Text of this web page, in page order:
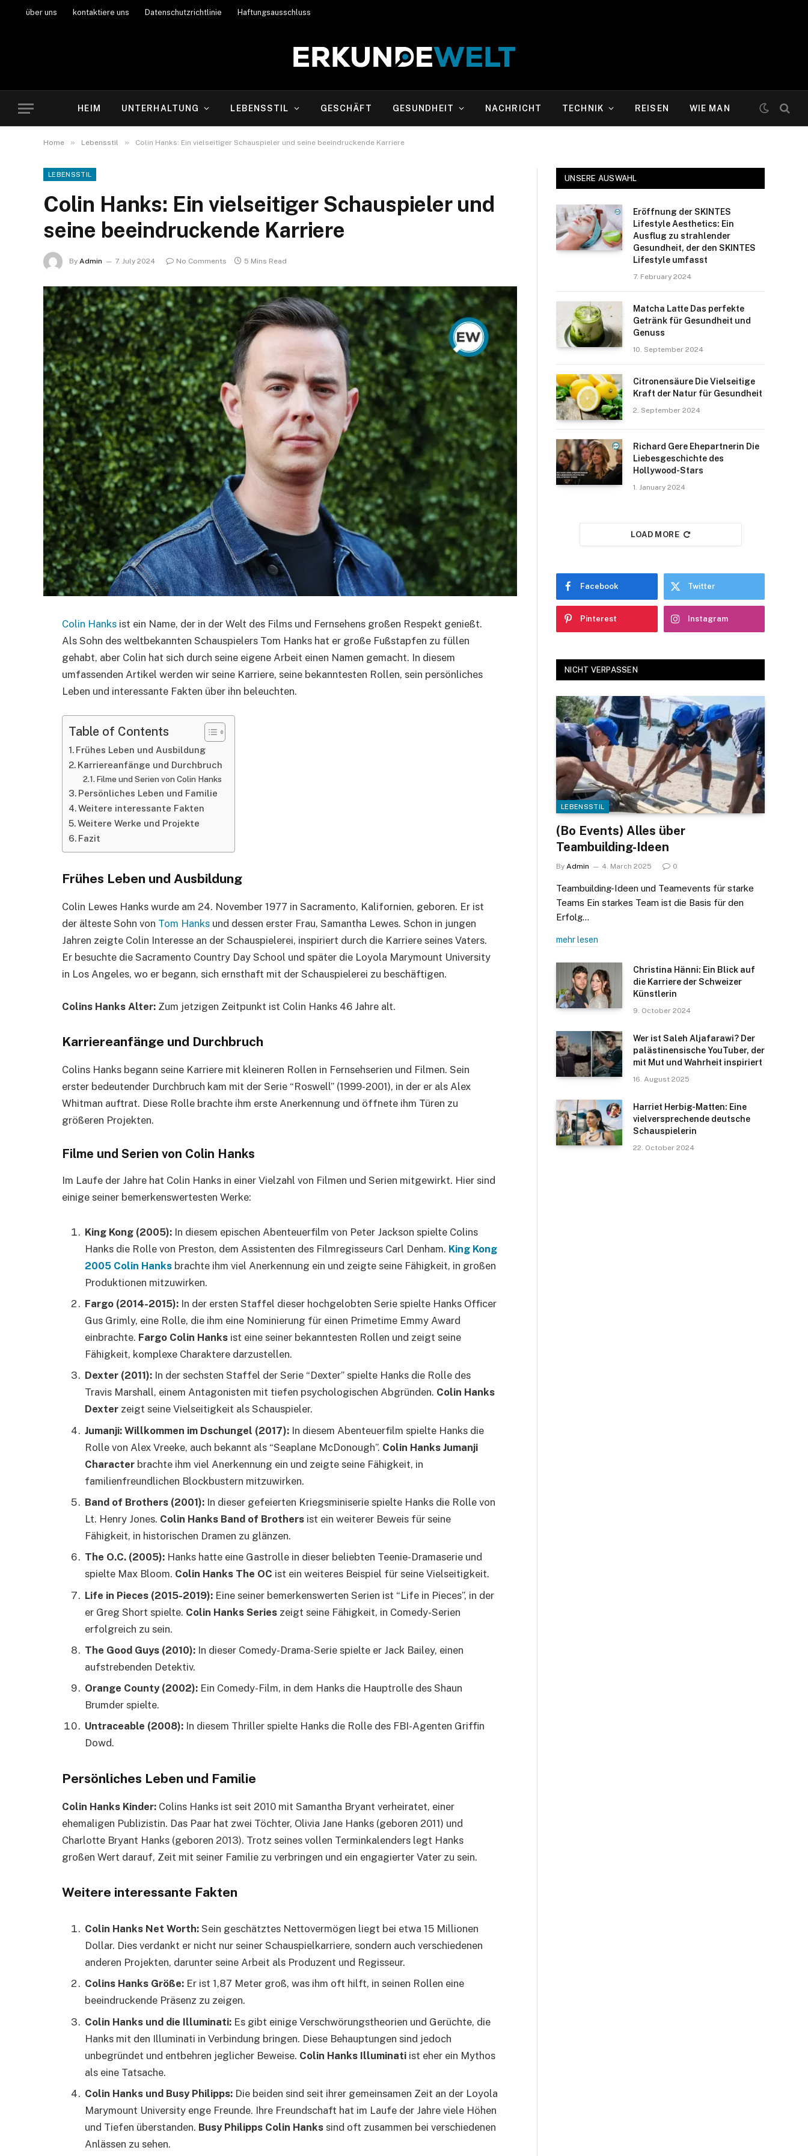
über uns kontaktiere uns Datenschutzrichtlinie Haftungsausschluss
HEIM UNTERHALTUNG LEBENSSTIL GESCHÄFT GESUNDHEIT NACHRICHT TECHNIK REISEN WIE MAN
Home » Lebensstil » Colin Hanks: Ein vielseitiger Schauspieler und seine beeindruckende Karriere
LEBENSSTIL
Colin Hanks: Ein vielseitiger Schauspieler und
seine beeindruckende Karriere
By Admin 7. July 2024 No Comments 5 Mins Read
Colin Hanks ist ein Name, der in der Welt des Films und Fernsehens großen Respekt genießt.
Als Sohn des weltbekannten Schauspielers Tom Hanks hat er große Fußstapfen zu füllen
gehabt, aber Colin hat sich durch seine eigene Arbeit einen Namen gemacht. In diesem
umfassenden Artikel werden wir seine Karriere, seine bekanntesten Rollen, sein persönliches
Leben und interessante Fakten über ihn beleuchten.
Table of Contents
Frühes Leben und Ausbildung
Karriereanfänge und Durchbruch
Filme und Serien von Colin Hanks
Persönliches Leben und Familie
Weitere interessante Fakten
Weitere Werke und Projekte
Fazit
Frühes Leben und Ausbildung
Colin Lewes Hanks wurde am 24. November 1977 in Sacramento, Kalifornien, geboren. Er ist
der älteste Sohn von Tom Hanks und dessen erster Frau, Samantha Lewes. Schon in jungen
Jahren zeigte Colin Interesse an der Schauspielerei, inspiriert durch die Karriere seines Vaters.
Er besuchte die Sacramento Country Day School und später die Loyola Marymount University
in Los Angeles, wo er begann, sich ernsthaft mit der Schauspielerei zu beschäftigen.
Colins Hanks Alter: Zum jetzigen Zeitpunkt ist Colin Hanks 46 Jahre alt.
Karriereanfänge und Durchbruch
Colins Hanks begann seine Karriere mit kleineren Rollen in Fernsehserien und Filmen. Sein
erster bedeutender Durchbruch kam mit der Serie “Roswell” (1999-2001), in der er als Alex
Whitman auftrat. Diese Rolle brachte ihm erste Anerkennung und öffnete ihm Türen zu
größeren Projekten.
Filme und Serien von Colin Hanks
Im Laufe der Jahre hat Colin Hanks in einer Vielzahl von Filmen und Serien mitgewirkt. Hier sind
einige seiner bemerkenswertesten Werke:
King Kong (2005): In diesem epischen Abenteuerfilm von Peter Jackson spielte Colins
Hanks die Rolle von Preston, dem Assistenten des Filmregisseurs Carl Denham. King Kong
2005 Colin Hanks brachte ihm viel Anerkennung ein und zeigte seine Fähigkeit, in großen
Produktionen mitzuwirken.
Fargo (2014-2015): In der ersten Staffel dieser hochgelobten Serie spielte Hanks Officer
Gus Grimly, eine Rolle, die ihm eine Nominierung für einen Primetime Emmy Award
einbrachte. Fargo Colin Hanks ist eine seiner bekanntesten Rollen und zeigt seine
Fähigkeit, komplexe Charaktere darzustellen.
Dexter (2011): In der sechsten Staffel der Serie “Dexter” spielte Hanks die Rolle des
Travis Marshall, einem Antagonisten mit tiefen psychologischen Abgründen. Colin Hanks
Dexter zeigt seine Vielseitigkeit als Schauspieler.
Jumanji: Willkommen im Dschungel (2017): In diesem Abenteuerfilm spielte Hanks die
Rolle von Alex Vreeke, auch bekannt als “Seaplane McDonough”. Colin Hanks Jumanji
Character brachte ihm viel Anerkennung ein und zeigte seine Fähigkeit, in
familienfreundlichen Blockbustern mitzuwirken.
Band of Brothers (2001): In dieser gefeierten Kriegsminiserie spielte Hanks die Rolle von
Lt. Henry Jones. Colin Hanks Band of Brothers ist ein weiterer Beweis für seine
Fähigkeit, in historischen Dramen zu glänzen.
The O.C. (2005): Hanks hatte eine Gastrolle in dieser beliebten Teenie-Dramaserie und
spielte Max Bloom. Colin Hanks The OC ist ein weiteres Beispiel für seine Vielseitigkeit.
Life in Pieces (2015-2019): Eine seiner bemerkenswerten Serien ist “Life in Pieces”, in der
er Greg Short spielte. Colin Hanks Series zeigt seine Fähigkeit, in Comedy-Serien
erfolgreich zu sein.
The Good Guys (2010): In dieser Comedy-Drama-Serie spielte er Jack Bailey, einen
aufstrebenden Detektiv.
Orange County (2002): Ein Comedy-Film, in dem Hanks die Hauptrolle des Shaun
Brumder spielte.
Untraceable (2008): In diesem Thriller spielte Hanks die Rolle des FBI-Agenten Griffin
Dowd.
Persönliches Leben und Familie
Colin Hanks Kinder: Colins Hanks ist seit 2010 mit Samantha Bryant verheiratet, einer
ehemaligen Publizistin. Das Paar hat zwei Töchter, Olivia Jane Hanks (geboren 2011) und
Charlotte Bryant Hanks (geboren 2013). Trotz seines vollen Terminkalenders legt Hanks
großen Wert darauf, Zeit mit seiner Familie zu verbringen und ein engagierter Vater zu sein.
Weitere interessante Fakten
Colin Hanks Net Worth: Sein geschätztes Nettovermögen liegt bei etwa 15 Millionen
Dollar. Dies verdankt er nicht nur seiner Schauspielkarriere, sondern auch verschiedenen
anderen Projekten, darunter seine Arbeit als Produzent und Regisseur.
Colins Hanks Größe: Er ist 1,87 Meter groß, was ihm oft hilft, in seinen Rollen eine
beeindruckende Präsenz zu zeigen.
Colin Hanks und die Illuminati: Es gibt einige Verschwörungstheorien und Gerüchte, die
Hanks mit den Illuminati in Verbindung bringen. Diese Behauptungen sind jedoch
unbegründet und entbehren jeglicher Beweise. Colin Hanks Illuminati ist eher ein Mythos
als eine Tatsache.
Colin Hanks und Busy Philipps: Die beiden sind seit ihrer gemeinsamen Zeit an der Loyola
Marymount University enge Freunde. Ihre Freundschaft hat im Laufe der Jahre viele Höhen
und Tiefen überstanden. Busy Philipps Colin Hanks sind oft zusammen bei verschiedenen
Anlässen zu sehen.
UNSERE AUSWAHL
Eröffnung der SKINTES
Lifestyle Aesthetics: Ein
Ausflug zu strahlender
Gesundheit, der den SKINTES
Lifestyle umfasst
7. February 2024
Matcha Latte Das perfekte
Getränk für Gesundheit und
Genuss
10. September 2024
Citronensäure Die Vielseitige
Kraft der Natur für Gesundheit
2. September 2024
Richard Gere Ehepartnerin Die
Liebesgeschichte des
Hollywood-Stars
1. January 2024
LOAD MORE
Facebook Twitter
Pinterest Instagram
NICHT VERPASSEN
LEBENSSTIL
(Bo Events) Alles über
Teambuilding-Ideen
By Admin 4. March 2025 0
Teambuilding-Ideen und Teamevents für starke
Teams Ein starkes Team ist die Basis für den
Erfolg…
mehr lesen
Christina Hänni: Ein Blick auf
die Karriere der Schweizer
Künstlerin
9. October 2024
Wer ist Saleh Aljafarawi? Der
palästinensische YouTuber, der
mit Mut und Wahrheit inspiriert
16. August 2025
Harriet Herbig-Matten: Eine
vielversprechende deutsche
Schauspielerin
22. October 2024